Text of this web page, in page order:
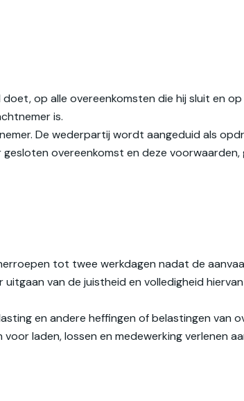
op alle overeenkomsten die hij sluit en
is.
De wederpartij wordt aangeduid als
overeenkomst en deze voorwaarden,
tot twee werkdagen nadat de
van de juistheid en volledigheid hiervan
en andere heffingen of belastingen van
laden, lossen en medewerking verlenen